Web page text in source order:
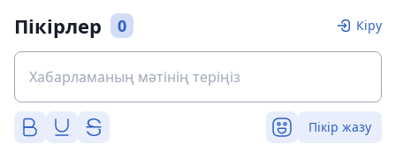
Пікірлер 0 Кіру
Пікір жазу